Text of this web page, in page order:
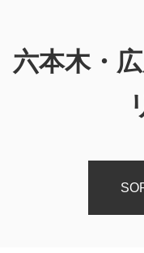
六本木・